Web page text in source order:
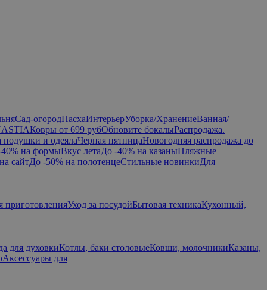
Сад-огородПасхаИнтерьерУборка/ХранениеВанная/
Ковры от 699 рубОбновите бокалыРаспродажа.
подушки и одеялаЧерная пятницаНовогодняя распродажа до
на формыВкус летаДо -40% на казаныПляжные
сайтДо -50% на полотенцеСтильные новинкиДля
приготовленияУход за посудойБытовая техникаКухонный,
для духовкиКотлы, баки столовыеКовши, молочникиКазаны,
Аксессуары для